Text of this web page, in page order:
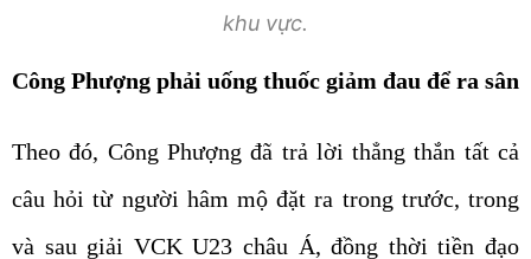
khu vực.
Công Phượng phải uống thuốc giảm đau để ra sân
Theo đó, Công Phượng đã trả lời thẳng thắn tất cả
câu hỏi từ người hâm mộ đặt ra trong trước, trong
và sau giải VCK U23 châu Á, đồng thời tiền đạo